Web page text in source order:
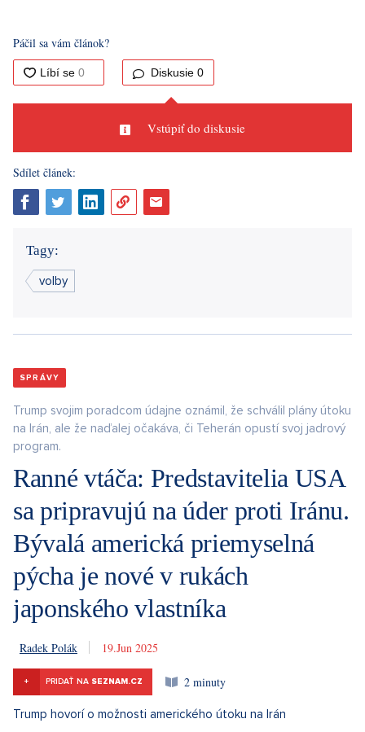
Páčil sa vám článok?
Diskusie 0
Vstúpiť do diskusie
Sdílet článek:
Tagy:
volby
SPRÁVY
Trump svojim poradcom údajne oznámil, že schválil plány útoku
na Irán, ale že naďalej očakáva, či Teherán opustí svoj jadrový
program.
Ranné vtáča: Predstavitelia USA
sa pripravujú na úder proti Iránu.
Bývalá americká priemyselná
pýcha je nové v rukách
japonského vlastníka
Radek Polák 19. 6. 2025
+ PRIDAŤ NA SEZNAM.CZ 2 minuty